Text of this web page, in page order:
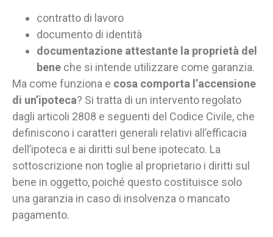
contratto di lavoro
documento di identità
documentazione attestante la proprietà del
bene che si intende utilizzare come garanzia.
Ma come funziona e cosa comporta l’accensione
di un’ipoteca? Si tratta di un intervento regolato
dagli articoli 2808 e seguenti del Codice Civile, che
definiscono i caratteri generali relativi all’efficacia
dell’ipoteca e ai diritti sul bene ipotecato. La
sottoscrizione non toglie al proprietario i diritti sul
bene in oggetto, poiché questo costituisce solo
una garanzia in caso di insolvenza o mancato
pagamento.